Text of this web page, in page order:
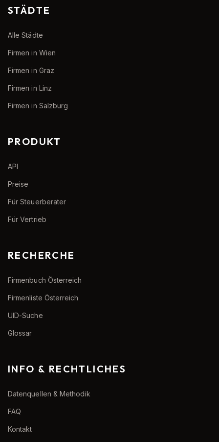
STÄDTE
Alle Städte
Firmen in Wien
Firmen in Graz
Firmen in Linz
Firmen in Salzburg
PRODUKT
API
Preise
Für Steuerberater
Für Vertrieb
RECHERCHE
Firmenbuch Österreich
Firmenliste Österreich
UID-Suche
Glossar
INFO & RECHTLICHES
Datenquellen & Methodik
FAQ
Kontakt